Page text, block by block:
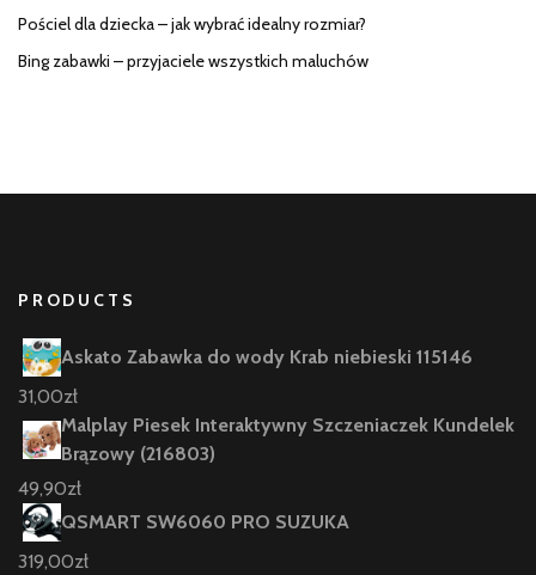
Pościel dla dziecka – jak wybrać idealny rozmiar?
Bing zabawki – przyjaciele wszystkich maluchów
PRODUCTS
Askato Zabawka do wody Krab niebieski 115146
31,00zł
Malplay Piesek Interaktywny Szczeniaczek Kundelek
Brązowy (216803)
49,90zł
QSMART SW6060 PRO SUZUKA
319,00zł